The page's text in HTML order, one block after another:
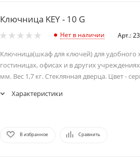
Ключница KEY - 10 G
Нет в наличии Арт.:
Ключница(шкаф для ключей) для удобного
гостиницах, офисах и в других
мм. Вес 1,7 кг. Стеклянная дверца. Цвет -
Характеристики
В избранное Сравнить